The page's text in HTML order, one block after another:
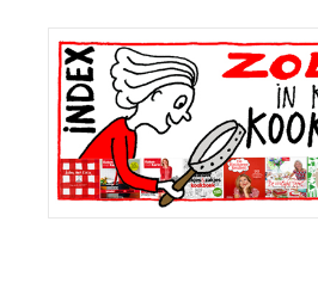
Primaire
Sidebar